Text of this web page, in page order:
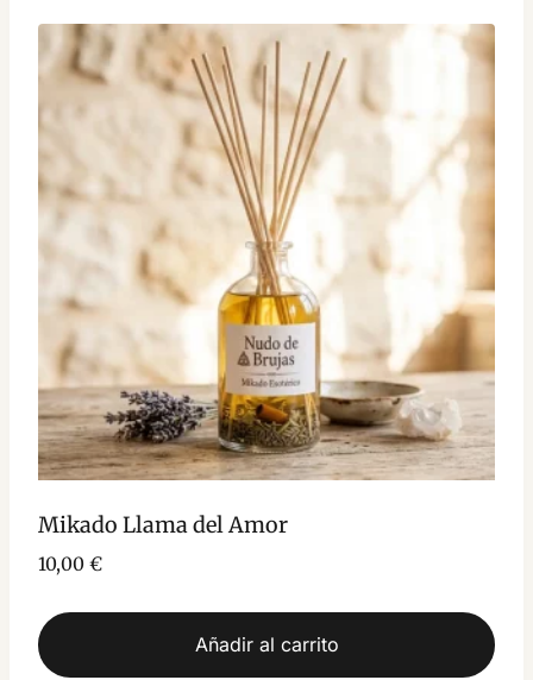
Mikado Llama del Amor
10,00 €
Añadir al carrito